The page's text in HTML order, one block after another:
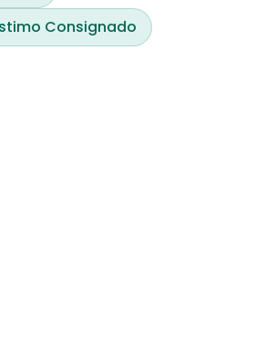
Consignado